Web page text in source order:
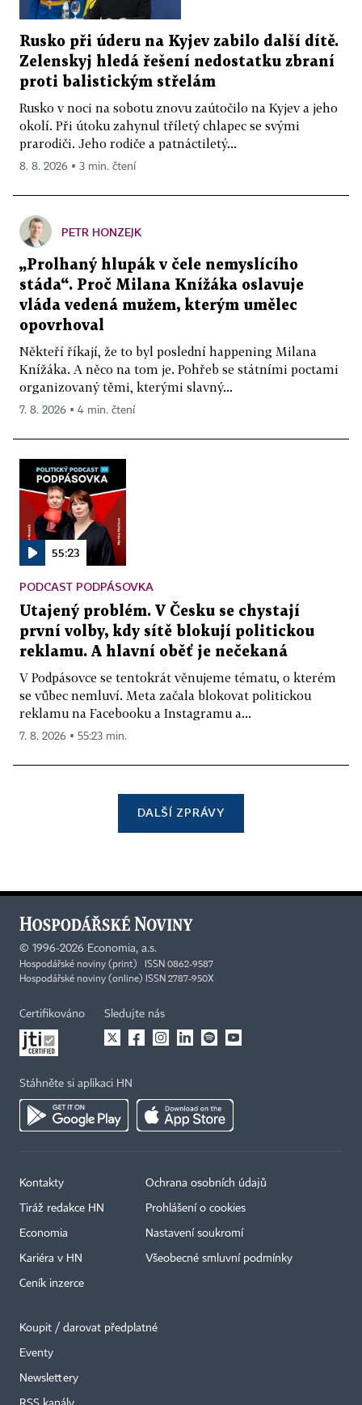
Rusko při úderu na Kyjev zabilo další dítě.
Zelenskyj hledá řešení nedostatku zbraní
proti balistickým střelám
Rusko v noci na sobotu znovu zaútočilo na Kyjev a jeho
okolí. Při útoku zahynul tříletý chlapec se svými
prarodiči. Jeho rodiče a patnáctiletý...
8. 8. 2026 ▪ 3 min. čtení
PETR HONZEJK
„Prolhaný hlupák v čele nemyslícího
stáda“. Proč Milana Knížáka oslavuje
vláda vedená mužem, kterým umělec
opovrhoval
Někteří říkají, že to byl poslední happening Milana
Knížáka. A něco na tom je. Pohřeb se státními poctami
organizovaný těmi, kterými slavný...
7. 8. 2026 ▪ 4 min. čtení
55:23
PODCAST PODPÁSOVKA
Utajený problém. V Česku se chystají
první volby, kdy sítě blokují politickou
reklamu. A hlavní oběť je nečekaná
V Podpásovce se tentokrát věnujeme tématu, o kterém
se vůbec nemluví. Meta začala blokovat politickou
reklamu na Facebooku a Instagramu a...
7. 8. 2026 ▪ 55:23 min.
DALŠÍ ZPRÁVY
© 1996-2026 Economia, a.s.
Hospodářské noviny (print) ISSN 0862-9587
Hospodářské noviny (online) ISSN 2787-950X
Certifikováno Sledujte nás
Stáhněte si aplikaci HN
Kontakty
Tiráž redakce HN
Economia
Kariéra v HN
Ceník inzerce
Ochrana osobních údajů
Prohlášení o cookies
Nastavení soukromí
Všeobecné smluvní podmínky
Koupit / darovat předplatné
Eventy
Newslettery